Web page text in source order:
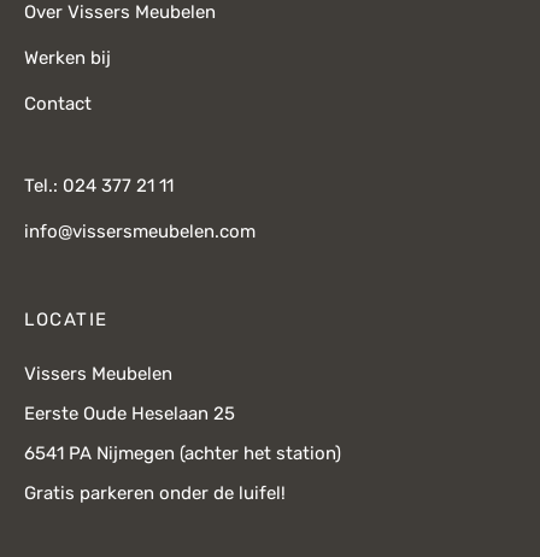
Over Vissers Meubelen
Werken bij
Contact
Tel.: 024 377 21 11
info@vissersmeubelen.com
LOCATIE
Vissers Meubelen
Eerste Oude Heselaan 25
6541 PA Nijmegen (achter het station)
Gratis parkeren onder de luifel!